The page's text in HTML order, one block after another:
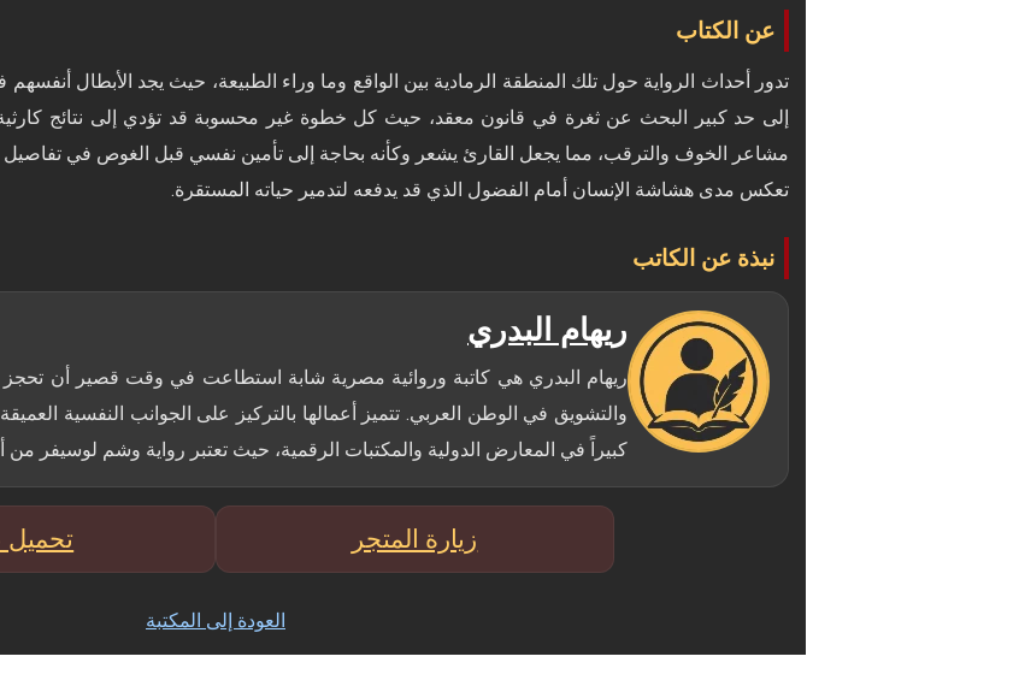
عن الكتاب
تدور أحداث الرواية حول تلك المنطقة الرمادية بين الواقع وما وراء الطبيعة، حيث يجد الأبطال
إلى حد كبير البحث عن ثغرة في قانون معقد، حيث كل خطوة غير محسوبة قد تؤدي إلى نتائج
مشاعر الخوف والترقب، مما يجعل القارئ يشعر وكأنه بحاجة إلى تأمين نفسي قبل الغوص في تفاصيل
تعكس مدى هشاشة الإنسان أمام الفضول الذي قد يدفعه لتدمير حياته المستقرة.
نبذة عن الكاتب
ريهام البدري
ريهام البدري هي كاتبة وروائية مصرية شابة استطاعت في وقت قصير أن تحجز
والتشويق في الوطن العربي. تتميز أعمالها بالتركيز على الجوانب النفسية
كبيراً في المعارض الدولية والمكتبات الرقمية، حيث تعتبر رواية وشم لوسيفر من
زيارة المتجر تحميل
العودة إلى المكتبة